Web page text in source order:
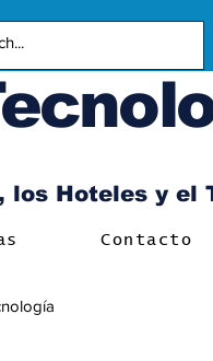
los Hoteles y el
Contacto